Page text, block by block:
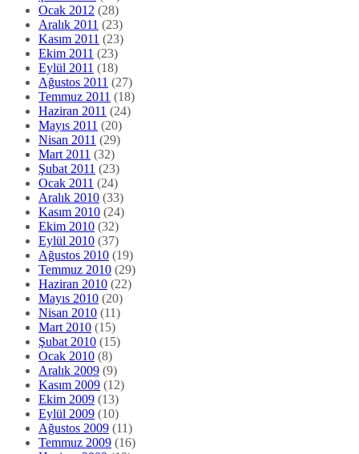
Ocak 2012 (28)
Aralık 2011 (23)
Kasım 2011 (23)
Ekim 2011 (23)
Eylül 2011 (18)
Ağustos 2011 (27)
Temmuz 2011 (18)
Haziran 2011 (24)
Mayıs 2011 (20)
Nisan 2011 (29)
Mart 2011 (32)
Şubat 2011 (23)
Ocak 2011 (24)
Aralık 2010 (33)
Kasım 2010 (24)
Ekim 2010 (32)
Eylül 2010 (37)
Ağustos 2010 (19)
Temmuz 2010 (29)
Haziran 2010 (22)
Mayıs 2010 (20)
Nisan 2010 (11)
Mart 2010 (15)
Şubat 2010 (15)
Ocak 2010 (8)
Aralık 2009 (9)
Kasım 2009 (12)
Ekim 2009 (13)
Eylül 2009 (10)
Ağustos 2009 (11)
Temmuz 2009 (16)